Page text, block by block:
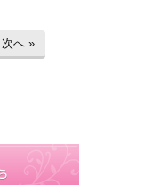
次へ »